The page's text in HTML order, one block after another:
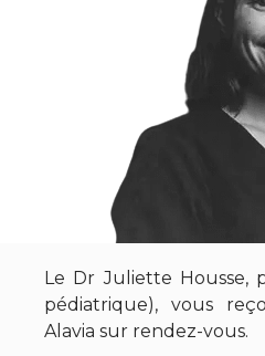
Le Dr Juliette Housse,
pédiatrique), vous
Alavia sur rendez-vous.